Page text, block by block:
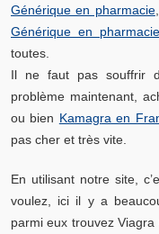
Générique en pharmacie,
Générique en pharmacie
toutes.
Il ne faut pas souffrir
problème maintenant,
ou bien Kamagra en
pas cher et très vite.
Еn utilisant notre site,
voulez, ici il y a
parmi eux trouvez